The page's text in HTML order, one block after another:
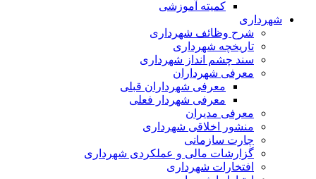
کمیته آموزشی
شهرداری
شرح وظائف شهرداری
تاریخچه شهرداری
سند چشم انداز شهرداری
معرفی شهرداران
معرفی شهرداران قبلی
معرفی شهردار فعلی
معرفی مدیران
منشور اخلاقی شهرداری
چارت سازمانی
گزارشات مالی و عملکردی شهرداری
افتخارات شهرداری